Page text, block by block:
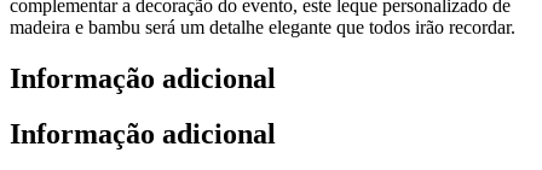
complementar a decoração do evento, este leque personalizado de
madeira e bambu será um detalhe elegante que todos irão recordar.
Informação adicional
Informação adicional